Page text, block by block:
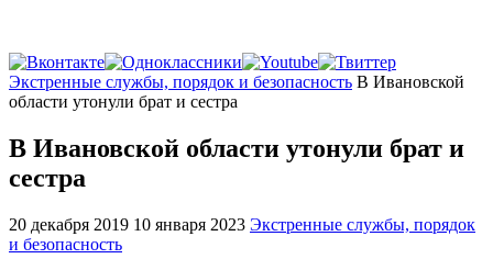
Главная
Экстренные службы, порядок и безопасность В Ивановской
области утонули брат и сестра
В Ивановской области утонули брат и
сестра
20 декабря 2019 10 января 2023 Экстренные службы, порядок
и безопасность